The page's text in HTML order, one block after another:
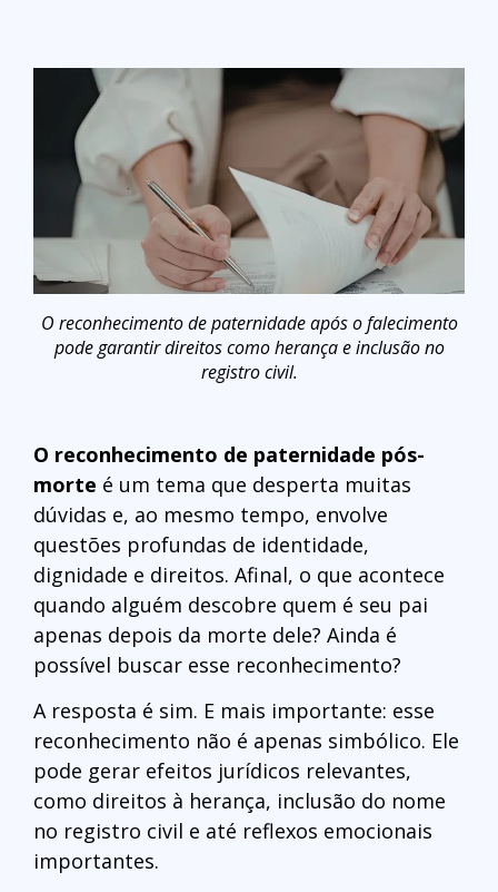
O reconhecimento de paternidade após o falecimento
pode garantir direitos como herança e inclusão no
registro civil.
O reconhecimento de paternidade pós-
morte é um tema que desperta muitas
dúvidas e, ao mesmo tempo, envolve
questões profundas de identidade,
dignidade e direitos. Afinal, o que acontece
quando alguém descobre quem é seu pai
apenas depois da morte dele? Ainda é
possível buscar esse reconhecimento?
A resposta é sim. E mais importante: esse
reconhecimento não é apenas simbólico. Ele
pode gerar efeitos jurídicos relevantes,
como direitos à herança, inclusão do nome
no registro civil e até reflexos emocionais
importantes.